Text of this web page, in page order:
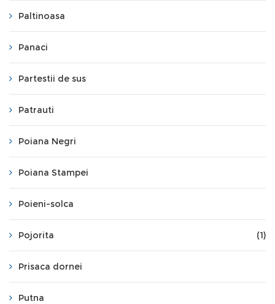
Paltinoasa
Panaci
Partestii de sus
Patrauti
Poiana Negri
Poiana Stampei
Poieni-solca
Pojorita (1)
Prisaca dornei
Putna